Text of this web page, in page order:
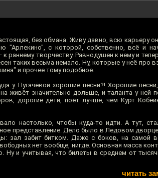
без обмана. Живу давно, всю карьеру
с которой, собственно, всё и
раннему творчеству. Равнодушен к нему и
таких весьма немало. Ну, которые у неё про
и прочее тому подобное.
у Пугачёвой хорошие песни?! Хорошие
живёт значительно дольше, и таланта у ней
дорогие дети, поёт лучше, чем Курт
настолько, чтобы куда-то идти. А тут,
представление. Дело было в Ледовом дворце,
зал забит битком. Даже с боков, на самой
нет вообще, нигде. Основная масса
Ну и учитывая, что билеты в среднем от
читать